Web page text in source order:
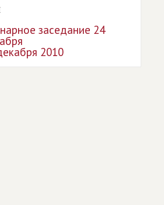
заседание 24
2010